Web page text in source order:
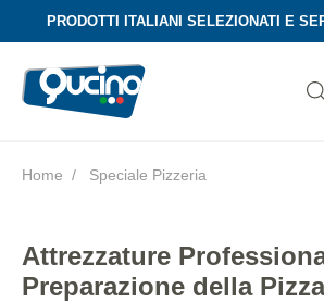
PRODOTTI ITALIANI SELEZIONATI E
Home Speciale Pizzeria
Attrezzature
Preparazione della Pizza